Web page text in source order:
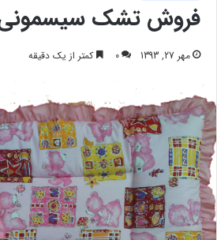
فروش تشک سیسمونی
مهر 27, 1393 0 کمتر از یک دقیقه